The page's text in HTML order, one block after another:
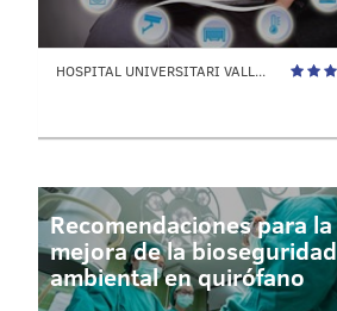
HOSPITAL UNIVERSITARI VALL...
Recomendaciones para la
mejora de la bioseguridad
ambiental en quirófano